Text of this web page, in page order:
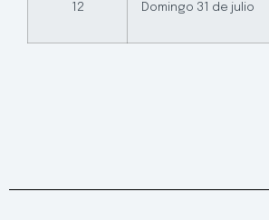
12 Domingo 31 de julio